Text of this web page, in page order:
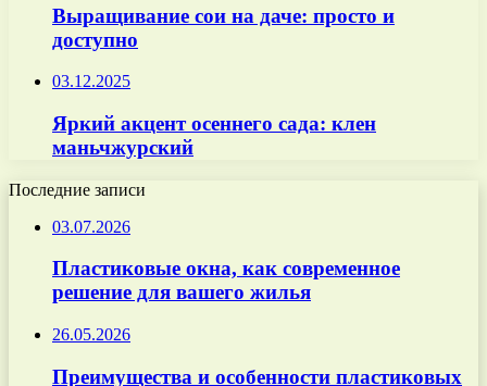
Выращивание сои на даче: просто и
доступно
03.12.2025
Яркий акцент осеннего сада: клен
маньчжурский
Последние записи
03.07.2026
Пластиковые окна, как современное
решение для вашего жилья
26.05.2026
Преимущества и особенности пластиковых